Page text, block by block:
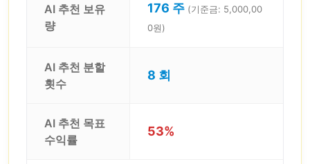
AI 추천 보유
량
176 주 (기준금: 5,000,00
0원)
AI 추천 분할
횟수
8 회
AI 추천 목표
수익률
53%